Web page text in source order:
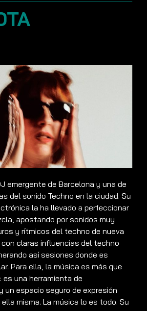
emergente de Barcelona y una de
del sonido Techno en la ciudad. Su
la ha llevado a perfeccionar
apostando por sonidos muy
y rítmicos del techno de nueva
claras influencias del techno
así sesiones donde es
Para ella, la música es más que
una herramienta de
un espacio seguro de expresión
misma. La música lo es todo. Su